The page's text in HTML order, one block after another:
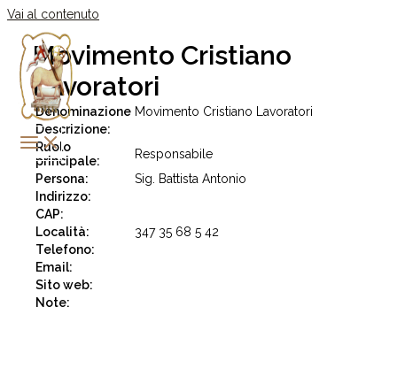
Vai al contenuto
Movimento Cristiano
Lavoratori
Denominazione Movimento Cristiano Lavoratori
Descrizione:
Ruolo
principale:
Responsabile
Persona:
Sig. Battista Antonio
Indirizzo:
CAP:
Località:
347 35 68 5 42
Telefono:
Email:
Sito web:
Note: